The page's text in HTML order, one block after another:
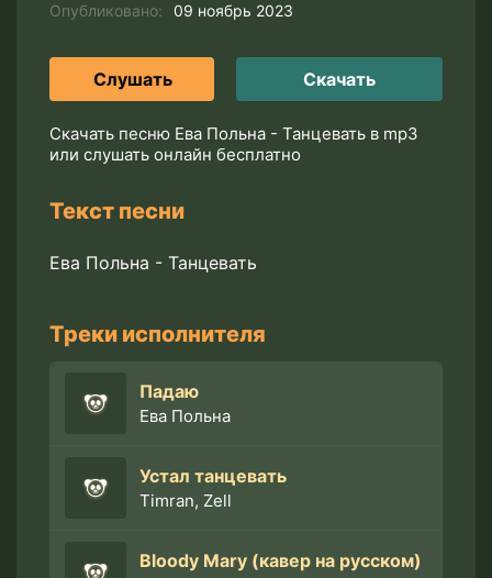
Опубликовано:
09 ноябрь 2023
Слушать Скачать
Скачать песню Ева Польна - Танцевать в mp3
или слушать онлайн бесплатно
Текст песни
Ева Польна - Танцевать
Треки исполнителя
Падаю
Ева Польна
Устал танцевать
Timran, Zell
Bloody Mary (кавер на русском)